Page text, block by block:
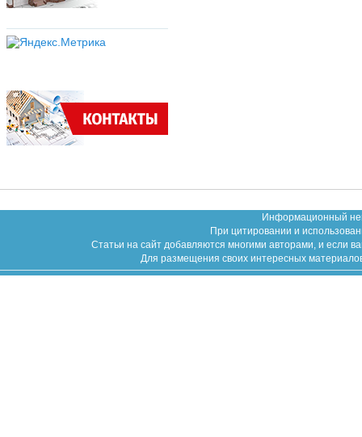
Информационный
При цитировании и
Статьи на сайт добавляются многими авторами, и если
Для размещения своих интересных